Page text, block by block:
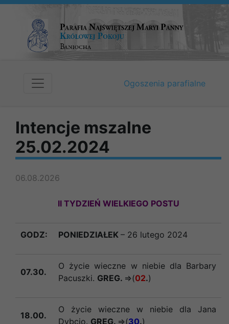
Ogoszenia parafialne
Intencje mszalne
25.02.2024
06.08.2026
II TYDZIEŃ WIELKIEGO POSTU
GODZ: PONIEDZIAŁEK – 26 lutego 2024
07.30.
O życie wieczne w niebie dla Barbary
Pacuszki. GREG. =>(02.)
18.00.
O życie wieczne w niebie dla Jana
Dybcio. GREG. =>(30.)